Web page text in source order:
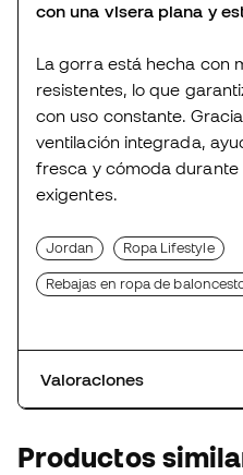
con una visera plana y
La gorra está hecha con
resistentes, lo que
con uso constante.
ventilación integrada,
fresca y cómoda durante
exigentes.
Jordan Ropa Lifestyle
Rebajas en ropa de
Valoraciones
Productos